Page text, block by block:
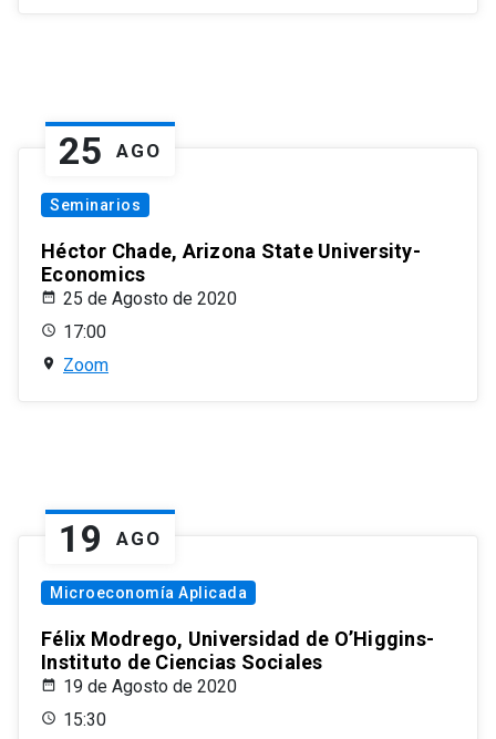
25 AGO
Seminarios
Héctor Chade, Arizona State University-
Economics
25 de Agosto de 2020
17:00
Zoom
19 AGO
Microeconomía Aplicada
Félix Modrego, Universidad de O’Higgins-
Instituto de Ciencias Sociales
19 de Agosto de 2020
15:30